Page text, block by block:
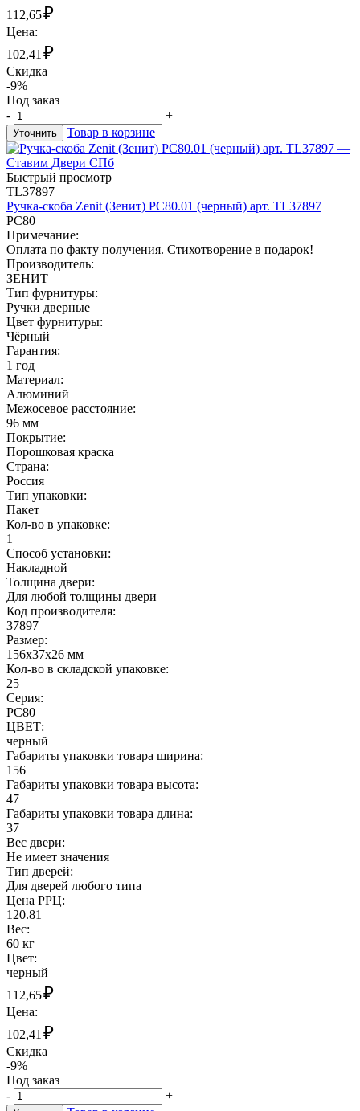
112,65₽
Цена:
102,41₽
Скидка
-9%
Под заказ
-
+
Уточнить Товар в корзине
Быстрый просмотр
TL37897
Ручка-скоба Zenit (Зенит) РС80.01 (черный) арт. TL37897
РС80
Примечание:
Оплата по факту получения. Стихотворение в подарок!
Производитель:
ЗЕНИТ
Тип фурнитуры:
Ручки дверные
Цвет фурнитуры:
Чёрный
Гарантия:
1 год
Материал:
Алюминий
Межосевое расстояние:
96 мм
Покрытие:
Порошковая краска
Страна:
Россия
Тип упаковки:
Пакет
Кол-во в упаковке:
1
Способ установки:
Накладной
Толщина двери:
Для любой толщины двери
Код производителя:
37897
Размер:
156x37x26 мм
Кол-во в складской упаковке:
25
Серия:
РС80
ЦВЕТ:
черный
Габариты упаковки товара ширина:
156
Габариты упаковки товара высота:
47
Габариты упаковки товара длина:
37
Вес двери:
Не имеет значения
Тип дверей:
Для дверей любого типа
Цена РРЦ:
120.81
Вес:
60 кг
Цвет:
черный
112,65₽
Цена:
102,41₽
Скидка
-9%
Под заказ
-
+